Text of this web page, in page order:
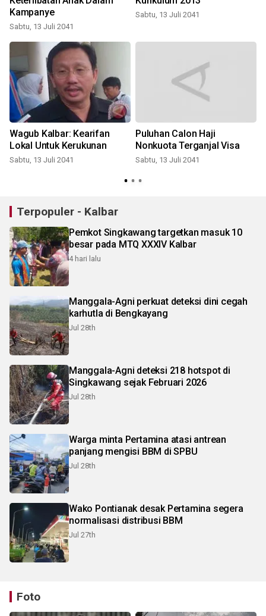
Kampanye
Sabtu, 13 Juli 2041
Sabtu, 13 Juli 2041
Wagub Kalbar: Kearifan
Lokal Untuk Kerukunan
Sabtu, 13 Juli 2041
Puluhan Calon Haji
Nonkuota Terganjal Visa
Sabtu, 13 Juli 2041
Terpopuler - Kalbar
Pemkot Singkawang targetkan masuk 10
besar pada MTQ XXXIV Kalbar
4 hari lalu
Manggala-Agni perkuat deteksi dini cegah
karhutla di Bengkayang
Jul 28th
Manggala-Agni deteksi 218 hotspot di
Singkawang sejak Februari 2026
Jul 28th
Warga minta Pertamina atasi antrean
panjang mengisi BBM di SPBU
Jul 28th
Wako Pontianak desak Pertamina segera
normalisasi distribusi BBM
Jul 27th
Foto